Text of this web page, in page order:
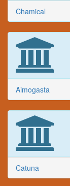
Chamical
Aimogasta
Catuna